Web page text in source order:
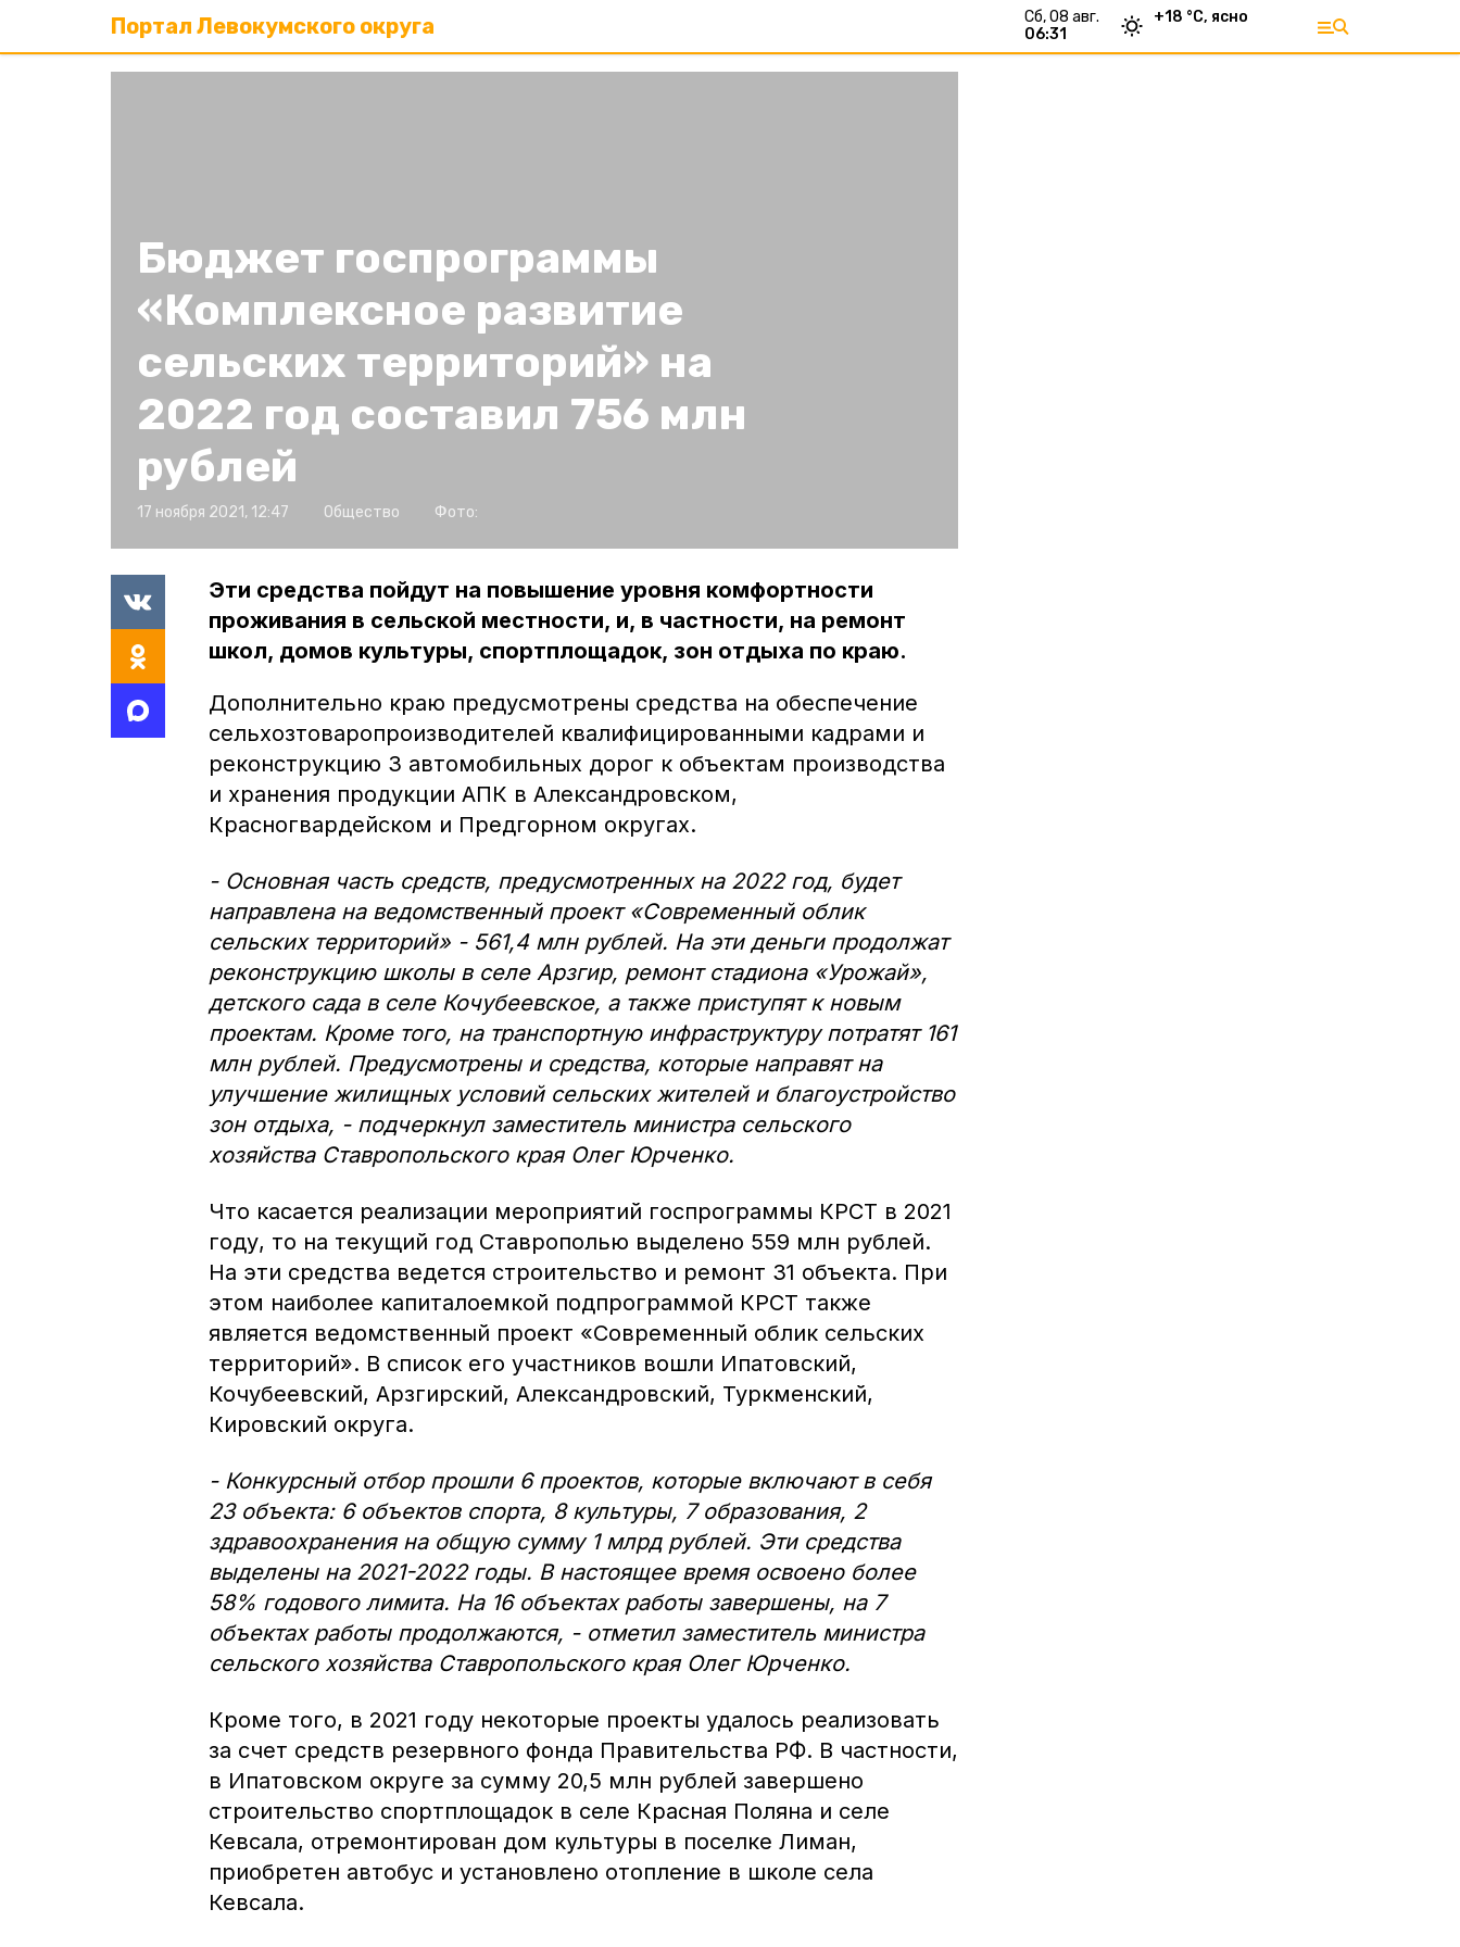
Портал Левокумского округа
сб, 08 авг.
06:31
+18 °С, ясно
Бюджет госпрограммы
«Комплексное развитие
сельских территорий» на
2022 год составил 756 млн
рублей
17 ноября 2021, 12:47 Общество Фото:
Эти средства пойдут на повышение уровня комфортности
проживания в сельской местности, и, в частности, на ремонт
школ, домов культуры, спортплощадок, зон отдыха по краю.
Дополнительно краю предусмотрены средства на обеспечение
сельхозтоваропроизводителей квалифицированными кадрами и
реконструкцию 3 автомобильных дорог к объектам производства
и хранения продукции АПК в Александровском,
Красногвардейском и Предгорном округах.
- Основная часть средств, предусмотренных на 2022 год, будет
направлена на ведомственный проект «Современный облик
сельских территорий» - 561,4 млн рублей. На эти деньги продолжат
реконструкцию школы в селе Арзгир, ремонт стадиона «Урожай»,
детского сада в селе Кочубеевское, а также приступят к новым
проектам. Кроме того, на транспортную инфраструктуру потратят 161
млн рублей. Предусмотрены и средства, которые направят на
улучшение жилищных условий сельских жителей и благоустройство
зон отдыха, - подчеркнул заместитель министра сельского
хозяйства Ставропольского края Олег Юрченко.
Что касается реализации мероприятий госпрограммы КРСТ в 2021
году, то на текущий год Ставрополью выделено 559 млн рублей.
На эти средства ведется строительство и ремонт 31 объекта. При
этом наиболее капиталоемкой подпрограммой КРСТ также
является ведомственный проект «Современный облик сельских
территорий». В список его участников вошли Ипатовский,
Кочубеевский, Арзгирский, Александровский, Туркменский,
Кировский округа.
- Конкурсный отбор прошли 6 проектов, которые включают в себя
23 объекта: 6 объектов спорта, 8 культуры, 7 образования, 2
здравоохранения на общую сумму 1 млрд рублей. Эти средства
выделены на 2021-2022 годы. В настоящее время освоено более
58% годового лимита. На 16 объектах работы завершены, на 7
объектах работы продолжаются, - отметил заместитель министра
сельского хозяйства Ставропольского края Олег Юрченко.
Кроме того, в 2021 году некоторые проекты удалось реализовать
за счет средств резервного фонда Правительства РФ. В частности,
в Ипатовском округе за сумму 20,5 млн рублей завершено
строительство спортплощадок в селе Красная Поляна и селе
Кевсала, отремонтирован дом культуры в поселке Лиман,
приобретен автобус и установлено отопление в школе села
Кевсала.